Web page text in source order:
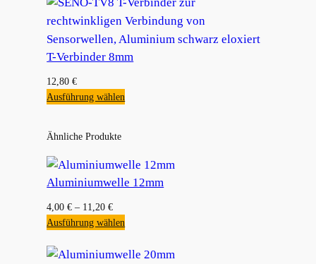
T-Verbinder 8mm
12,80€
Ausführung wählen
Ähnliche Produkte
Aluminiumwelle 12mm
4,00€ – 11,20€
Ausführung wählen